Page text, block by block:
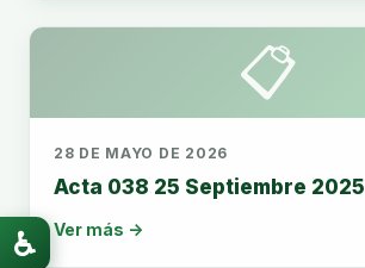
📋
28 DE MAYO DE 2026
Acta 038 25 Septiembre 2025
Ver más →
♿